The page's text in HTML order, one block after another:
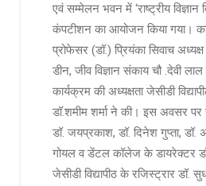
एवं सम्मेलन भवन में ‘राष्ट्रीय
कंपटीशन का आयोजन किया गया।
प्रोफेसर (डॉ.) प्रियंका सिवाच अध्यक्ष
डीन, जीव विज्ञान संकाय चौ .देवी लाल
कार्यक्रम की अध्यक्षता जेसीडी
डॉ.शमीम शर्मा ने की। इस अवसर पर
डॉ. जयप्रकाश, डॉ. दिनेश गुप्ता, डॉ.
गोयल व डेंटल कॉलेज के डायरेक्टर
जेसीडी विद्यापीठ के रजिस्ट्रार डॉ.